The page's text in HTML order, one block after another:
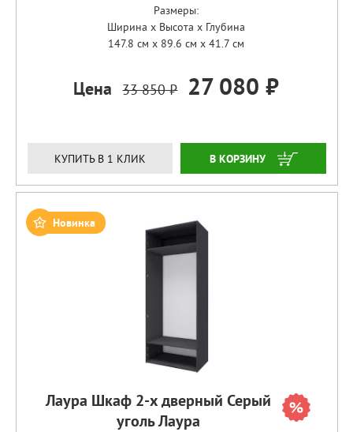
Размеры:
Ширина x Высота x Глубина
147.8 см x 89.6 см x 41.7 см
Цена 33 850 ₽ 27 080 ₽
КУПИТЬ В 1 КЛИК ЗАКАЗАТЬ
Новинка
Лаура Шкаф 2-х дверный Серый
уголь Лаура